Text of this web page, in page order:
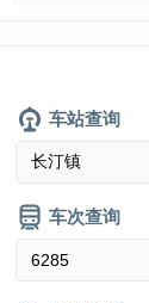
车站查询
车次查询